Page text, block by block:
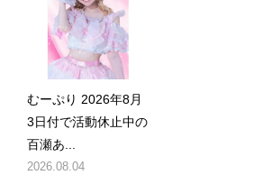
むーぷり 2026年8月
3日付で活動休止中の
百瀬あ...
2026.08.04